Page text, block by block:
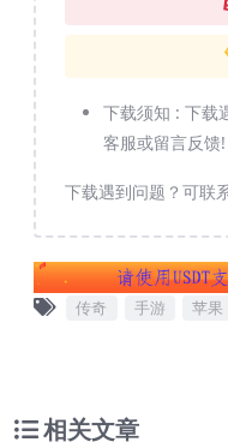
下载须知 : 下载
客服或留言反馈!
下载遇到问题？可联
传奇 手游 苹果
相关文章